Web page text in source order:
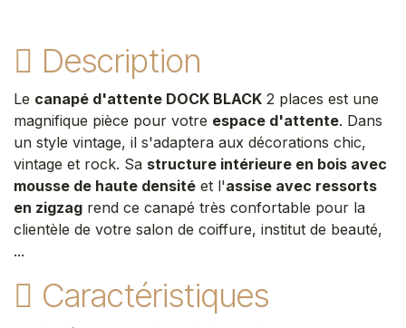
Description
Le canapé d'attente DOCK BLACK 2 places est une
magnifique pièce pour votre espace d'attente. Dans
un style vintage, il s'adaptera aux décorations chic,
vintage et rock. Sa structure intérieure en bois avec
mousse de haute densité et l'assise avec ressorts
en zigzag rend ce canapé très confortable pour la
clientèle de votre salon de coiffure, institut de beauté,
...
Caractéristiques